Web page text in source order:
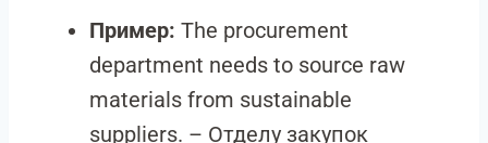
Пример: The procurement
department needs to source raw
materials from sustainable
suppliers. – Отделу закупок